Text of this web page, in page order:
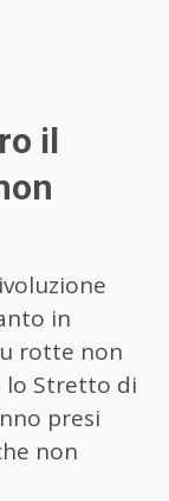
il
in
rotte non
lo Stretto di
presi
non